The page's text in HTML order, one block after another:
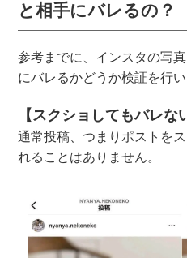
と相手にバレるの？
参考までに、インスタの写
にバレるかどうか検証を行い
【スクショしてもバレ
通常投稿、つまりポストを
れることはありません。